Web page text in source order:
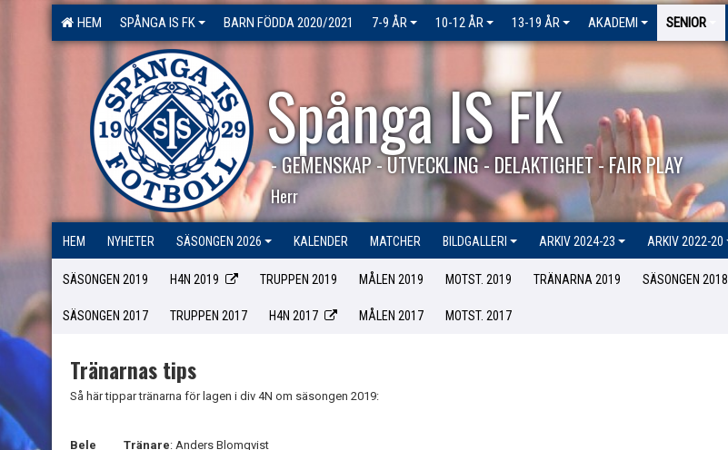
HEM SPÅNGA IS FK BARN FÖDDA 2020/2021 7-9 ÅR 10-12 ÅR 13-19 ÅR AKADEMI SENIOR
Spånga IS FK
- GEMENSKAP - UTVECKLING - DELAKTIGHET - FAIR PLAY
Herr
HEM NYHETER SÄSONGEN 2026 KALENDER MATCHER BILDGALLERI ARKIV 2024-23 ARKIV 2022-20
SÄSONGEN 2019 H4N 2019 TRUPPEN 2019 MÅLEN 2019 MOTST. 2019 TRÄNARNA 2019 SÄSONGEN 2018
SÄSONGEN 2017 TRUPPEN 2017 H4N 2017 MÅLEN 2017 MOTST. 2017
Tränarnas tips
Så här tippar tränarna för lagen i div 4N om säsongen 2019:
Bele
Tränare: Anders Blomqvist